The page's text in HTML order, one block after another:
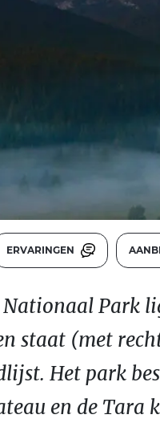
ERVARINGEN
Park
staat (met
Het park
en de Tara